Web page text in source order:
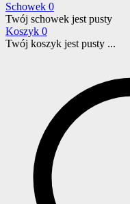
Schowek 0
Twój schowek jest pusty
Koszyk 0
Twój koszyk jest pusty ...